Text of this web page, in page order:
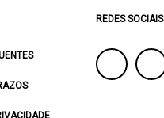
REDES SOCIAIS